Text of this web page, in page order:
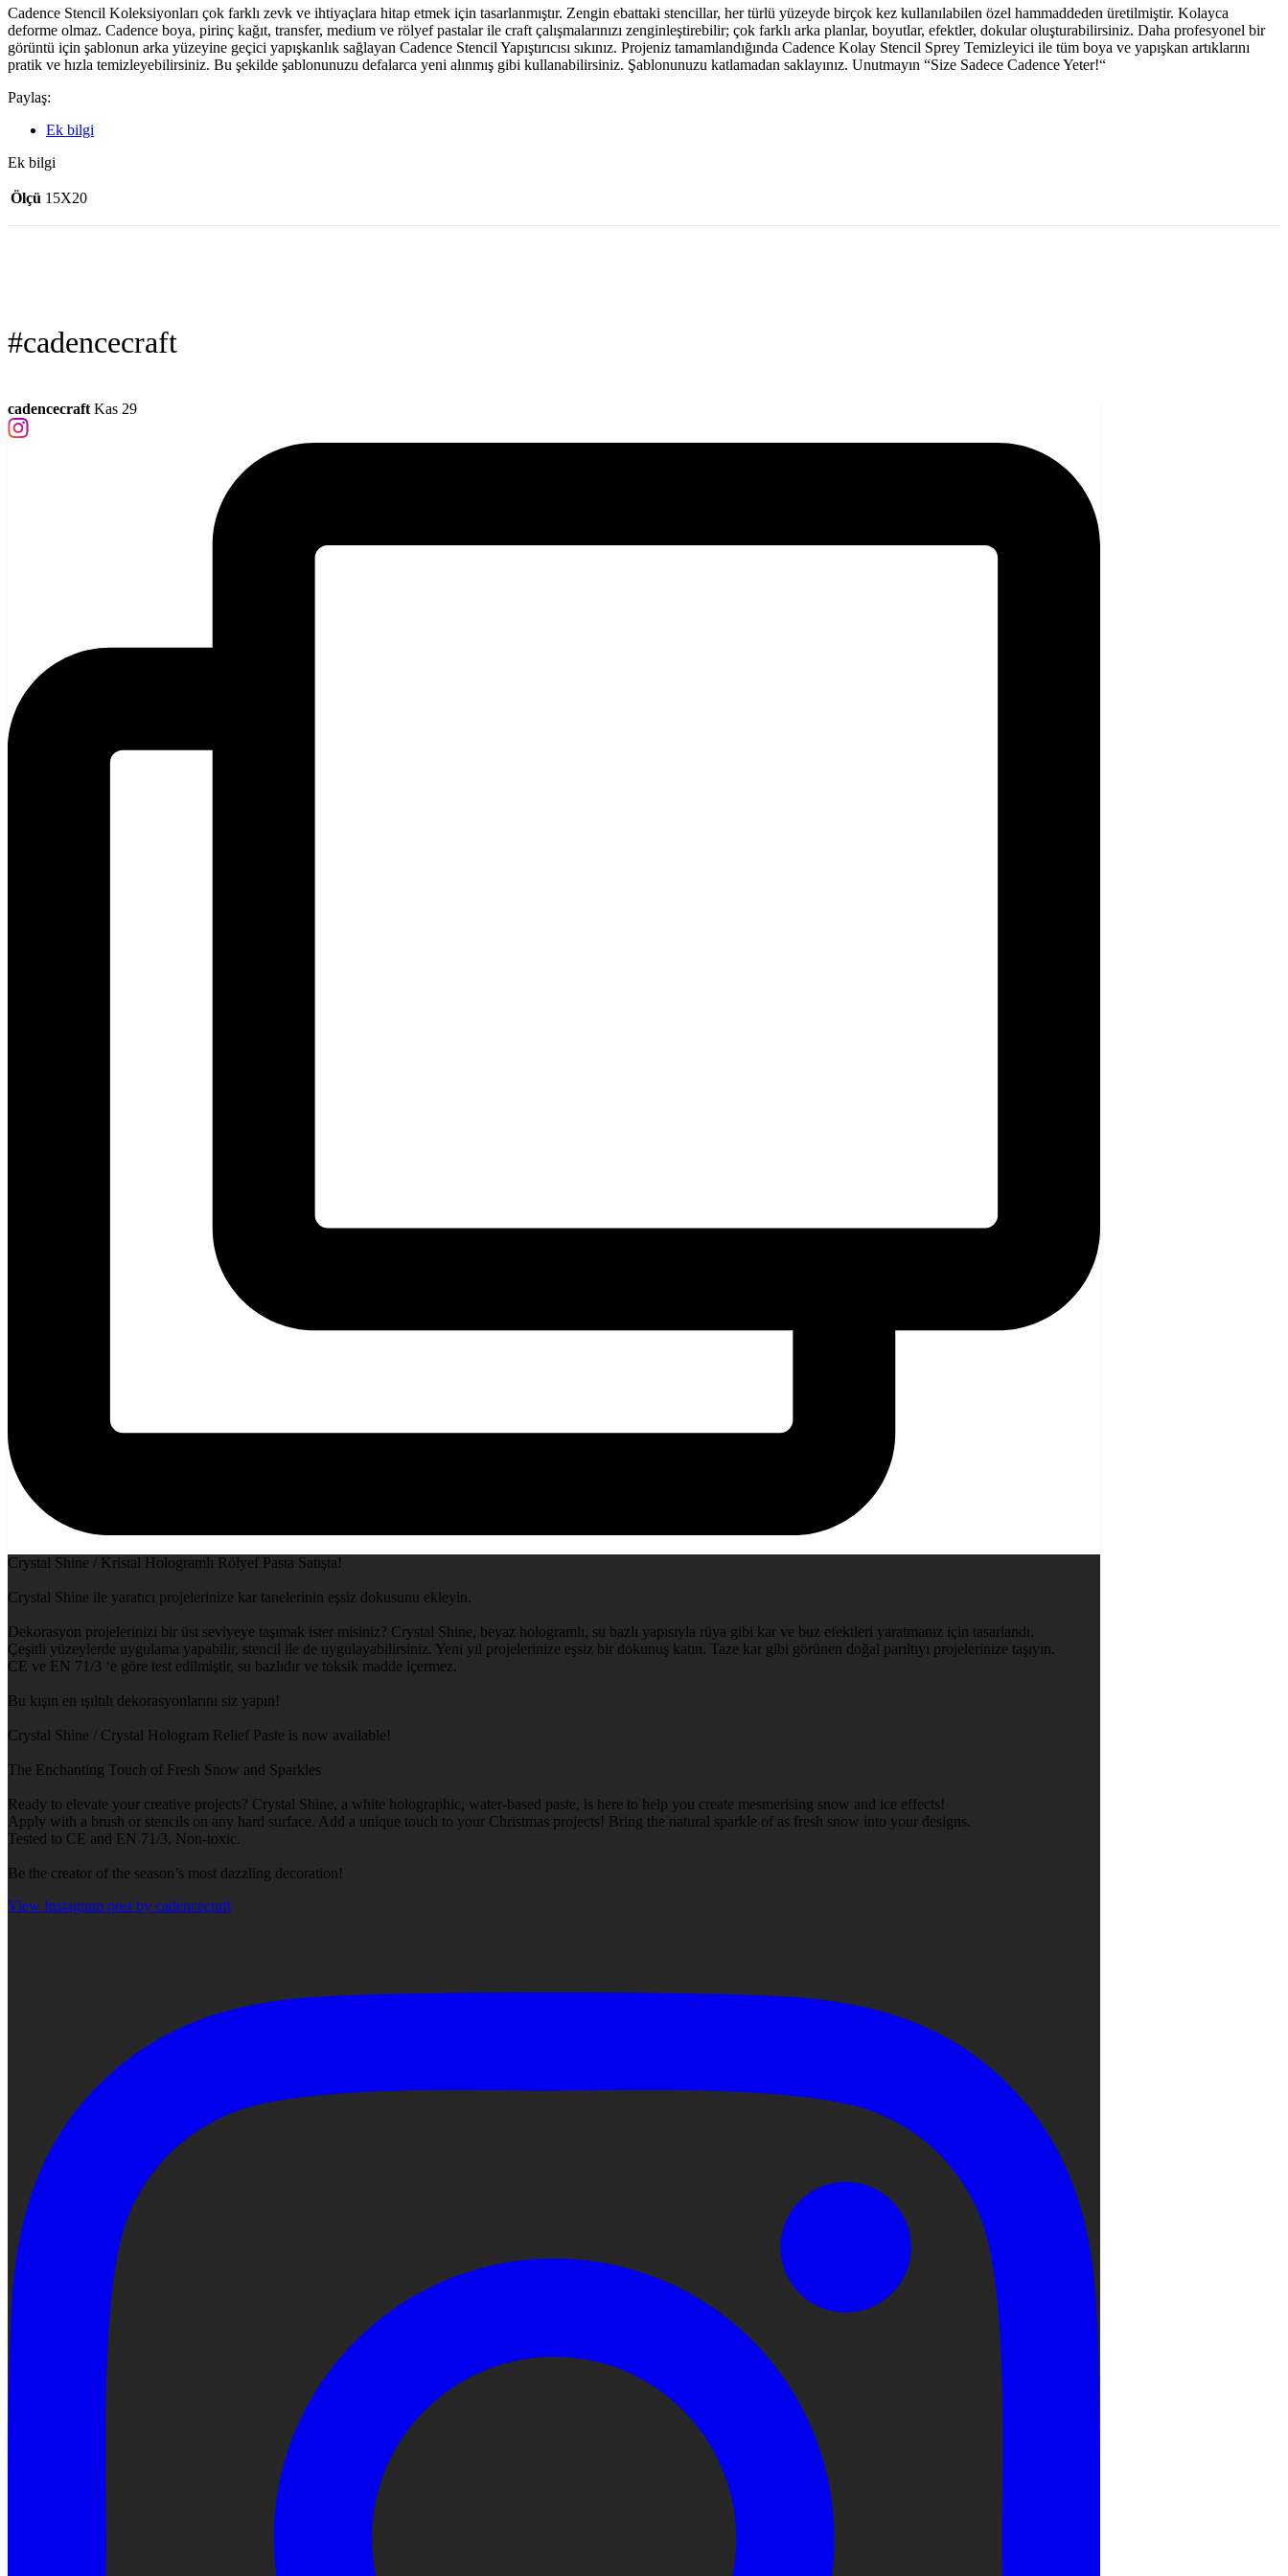
Cadence Stencil Koleksiyonları çok farklı zevk ve ihtiyaçlara hitap etmek için tasarlanmıştır. Zengin ebattaki stencillar, her türlü yüzeyde birçok kez kullanılabilen özel hammaddeden üretilmiştir. Kolayca
deforme olmaz. Cadence boya, pirinç kağıt, transfer, medium ve rölyef pastalar ile craft çalışmalarınızı zenginleştirebilir; çok farklı arka planlar, boyutlar, efektler, dokular oluşturabilirsiniz. Daha profesyonel bir
görüntü için şablonun arka yüzeyine geçici yapışkanlık sağlayan Cadence Stencil Yapıştırıcısı sıkınız. Projeniz tamamlandığında Cadence Kolay Stencil Sprey Temizleyici ile tüm boya ve yapışkan artıklarını
pratik ve hızla temizleyebilirsiniz. Bu şekilde şablonunuzu defalarca yeni alınmış gibi kullanabilirsiniz. Şablonunuzu katlamadan saklayınız. Unutmayın “Size Sadece Cadence Yeter!“
Paylaş:
Ek bilgi
Ek bilgi
Ölçü 15X20
#cadencecraft
cadencecraft Kas 29
Crystal Shine / Kristal Hologramlı Rölyef Pasta Satışta!
Crystal Shine ile yaratıcı projelerinize kar tanelerinin eşsiz dokusunu ekleyin.
Dekorasyon projelerinizi bir üst seviyeye taşımak ister misiniz? Crystal Shine, beyaz hologramlı, su bazlı yapısıyla rüya gibi kar ve buz efektleri yaratmanız için tasarlandı.
Çeşitli yüzeylerde uygulama yapabilir, stencil ile de uygulayabilirsiniz. Yeni yıl projelerinize eşsiz bir dokunuş katın. Taze kar gibi görünen doğal parıltıyı projelerinize taşıyın.
CE ve EN 71/3 ‘e göre test edilmiştir, su bazlıdır ve toksik madde içermez.
Bu kışın en ışıltılı dekorasyonlarını siz yapın!
Crystal Shine / Crystal Hologram Relief Paste is now available!
The Enchanting Touch of Fresh Snow and Sparkles
Ready to elevate your creative projects? Crystal Shine, a white holographic, water-based paste, is here to help you create mesmerising snow and ice effects!
Apply with a brush or stencils on any hard surface. Add a unique touch to your Christmas projects! Bring the natural sparkle of as fresh snow into your designs.
Tested to CE and EN 71/3, Non-toxic.
Be the creator of the season’s most dazzling decoration!
View Instagram post by cadencecraft